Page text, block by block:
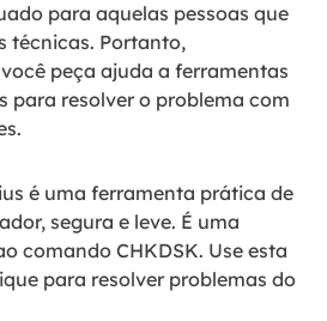
para aquelas pessoas que
técnicas. Portanto,
peça ajuda a ferramentas
para resolver o problema com
é uma ferramenta prática de
segura e leve. É uma
comando CHKDSK. Use esta
para resolver problemas do